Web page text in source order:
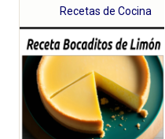
Recetas de Cocina